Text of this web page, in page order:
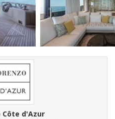
Côte d'Azur